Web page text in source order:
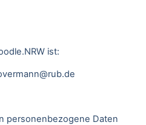
ist:
personenbezogene Daten